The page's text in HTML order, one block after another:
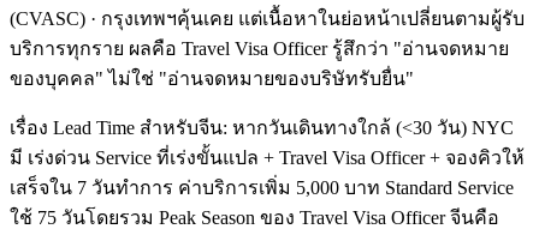
(CVASC) · กรุงเทพฯคุ้นเคย แต่เนื้อหาในย่อหน้าเปลี่ยนตามผู้รับ
บริการทุกราย ผลคือ Travel Visa Officer รู้สึกว่า "อ่านจดหมาย
ของบุคคล" ไม่ใช่ "อ่านจดหมายของบริษัทรับยื่น"
เรื่อง Lead Time สำหรับจีน: หากวันเดินทางใกล้ (<30 วัน) NYC
มี เร่งด่วน Service ที่เร่งขั้นแปล + Travel Visa Officer + จองคิวให้
เสร็จใน 7 วันทำการ ค่าบริการเพิ่ม 5,000 บาท Standard Service
ใช้ 75 วันโดยรวม Peak Season ของ Travel Visa Officer จีนคือ